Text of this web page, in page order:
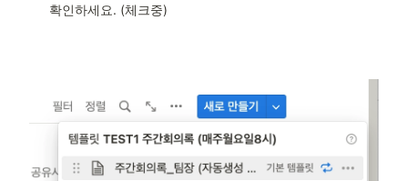
확인하세요. (체크중)